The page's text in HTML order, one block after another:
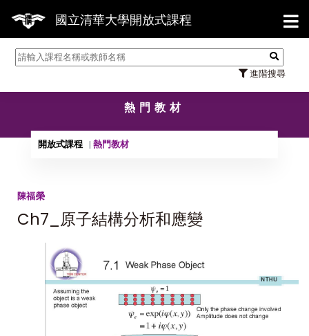
國立清華大學開放式課程
進階搜尋
【7/
熱門教材
開放式課程 熱門教材
陳福榮
Ch7_原子結構分析和應變